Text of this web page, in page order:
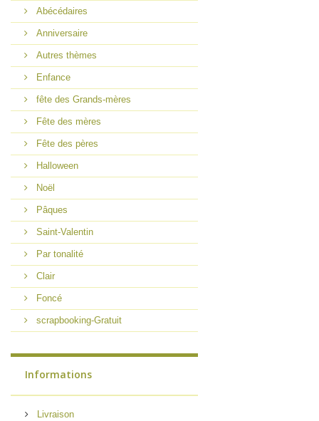
Abécédaires
Anniversaire
Autres thèmes
Enfance
fête des Grands-mères
Fête des mères
Fête des pères
Halloween
Noël
Pâques
Saint-Valentin
Par tonalité
Clair
Foncé
scrapbooking-Gratuit
Informations
Livraison